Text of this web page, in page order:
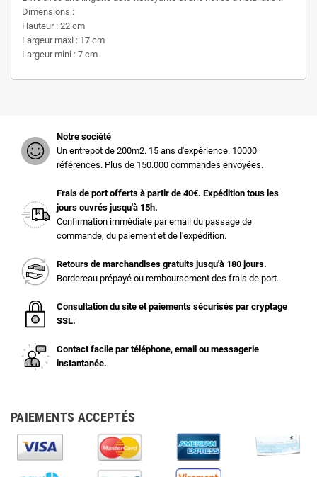
Dimensions :
Hauteur : 22 cm
Largeur maxi : 17 cm
Largeur mini : 7 cm
Notre société
Un entrepot de 200m2. 15 ans d'expérience. 10000
références. Plus de 150.000 commandes envoyées.
Frais de port offerts à partir de 40€. Expédition tous les
jours ouvrés jusqu'à 15h.
Confirmation immédiate par email du passage de
commande, du paiement et de l'expédition.
Retours de marchandises gratuits jusqu'à 180 jours.
Bordereau prépayé ou remboursement des frais de port.
Consultation du site et paiements sécurisés par cryptage
SSL.
Contact facile par téléphone, email ou messagerie
instantanée.
PAIEMENTS ACCEPTÉS